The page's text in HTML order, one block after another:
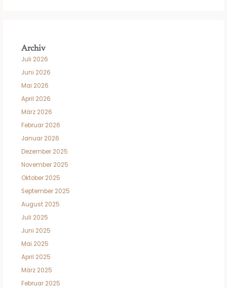
Archiv
Juli 2026
Juni 2026
Mai 2026
April 2026
März 2026
Februar 2026
Januar 2026
Dezember 2025
November 2025
Oktober 2025
September 2025
August 2025
Juli 2025
Juni 2025
Mai 2025
April 2025
März 2025
Februar 2025